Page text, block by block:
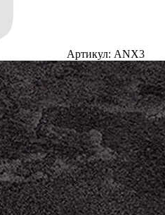
Артикул: ANX3